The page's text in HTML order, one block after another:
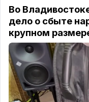
16.42 18-летний
двигаясь по
стороны улицы
Русской,
двигались по
В результате ДТП
получили травмы.
оказана
Во
дело о сбыте
крупном